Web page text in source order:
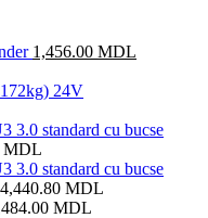
1,456.00 MDL
24V
3.0 standard cu bucse
MDL
3.0 standard cu bucse
4,440.80 MDL
MDL